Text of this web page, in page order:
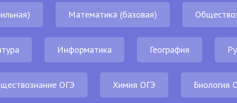
Математика (базовая)
Информатика География
ОГЭ Химия ОГЭ Биология